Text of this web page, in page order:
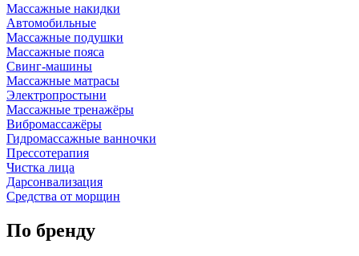
Массажные накидки
Автомобильные
Массажные подушки
Массажные пояса
Свинг-машины
Массажные матрасы
Электропростыни
Массажные тренажёры
Вибромассажёры
Гидромассажные ванночки
Прессотерапия
Чистка лица
Дарсонвализация
Средства от морщин
По бренду